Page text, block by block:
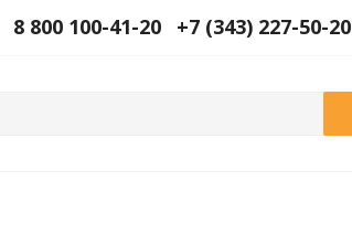
8 800 100-41-20 +7 (343) 227-50-20